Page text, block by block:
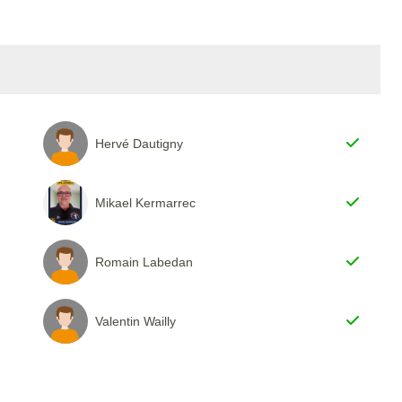
Hervé Dautigny
Mikael Kermarrec
Romain Labedan
Valentin Wailly